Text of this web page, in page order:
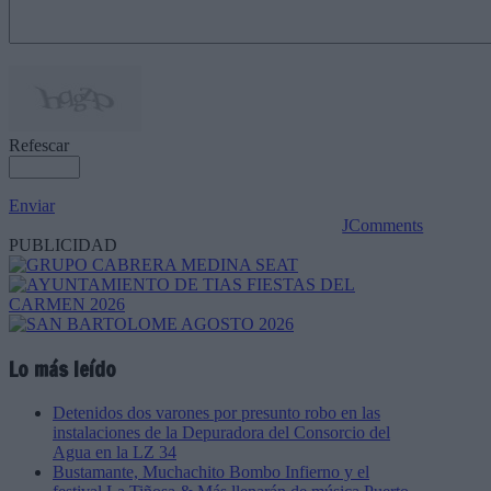
Refescar
Enviar
JComments
PUBLICIDAD
Lo más leído
Detenidos dos varones por presunto robo en las
instalaciones de la Depuradora del Consorcio del
Agua en la LZ 34
Bustamante, Muchachito Bombo Infierno y el